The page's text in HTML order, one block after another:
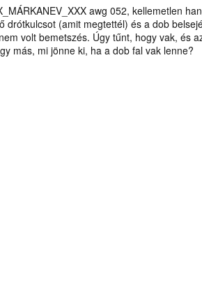
awg 052, kellemetlen
drótkulcsot (amit megtettél) és a dob
volt bemetszés. Úgy tűnt, hogy vak, és
más, mi jönne ki, ha a dob fal vak lenne?